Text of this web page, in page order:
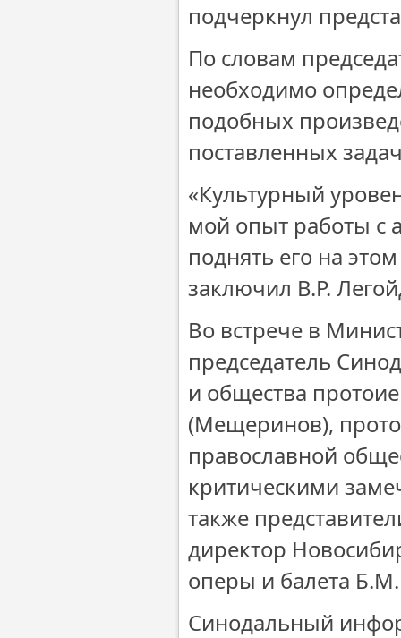
подчеркнул
По словам
необходимо
подобных
поставленных
«Культурный
мой опыт работы с
поднять его на
заключил В.Р.
Во встрече в
председатель
и общества
(Мещеринов),
православной
критическими
также
директор
оперы и балета
Синодальный